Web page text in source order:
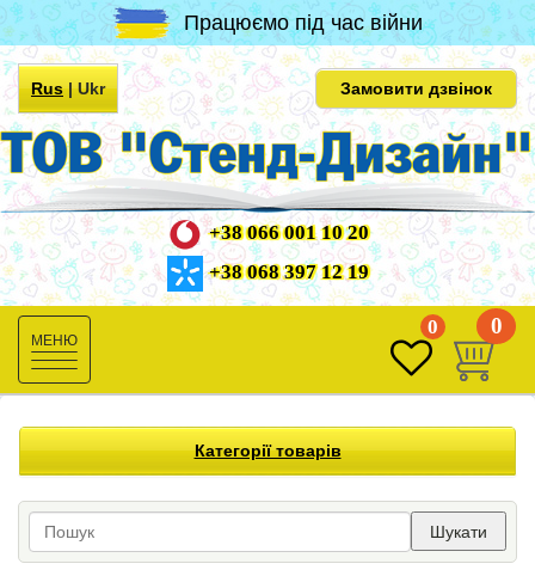
Працюємо під час війни
Rus|Ukr Замовити дзвінок
+38 066 001 10 20
+38 068 397 12 19
Toggle
navigation
0 0
Категорії товарів
Шукати